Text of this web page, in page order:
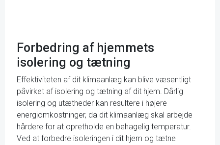
Forbedring af hjemmets
isolering og tætning
Effektiviteten af dit klimaanlæg kan blive væsentligt
påvirket af isolering og tætning af dit hjem. Dårlig
isolering og utætheder kan resultere i højere
energiomkostninger, da dit klimaanlæg skal arbejde
hårdere for at opretholde en behagelig temperatur.
Ved at forbedre isoleringen i dit hjem og tætne